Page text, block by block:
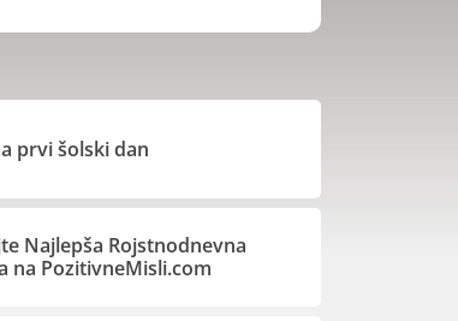
prvi šolski dan
Najlepša Rojstnodnevna
na PozitivneMisli.com